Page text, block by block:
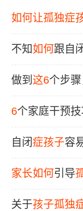
如何让孤独症
定要看！
不知如何跟自
要看
做到这6个步
6个家庭干预
康复
自闭症孩子容
家长如何引导
关于孩子孤独